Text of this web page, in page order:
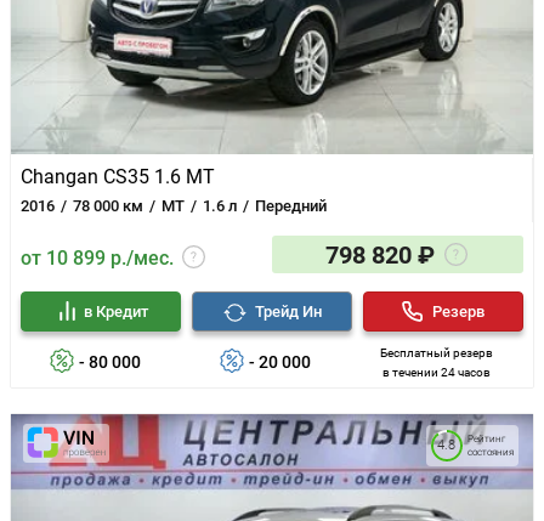
Changan CS35 1.6 MT
2016 78 000 км MT 1.6 л Передний
от 10 899 р./мес. 798 820 ₽
- 80 000
в Кредит
- 20 000
Трейд Ин
Бесплатный резерв
в течении 24 часов
Резерв
Рейтинг
состояния
4.8